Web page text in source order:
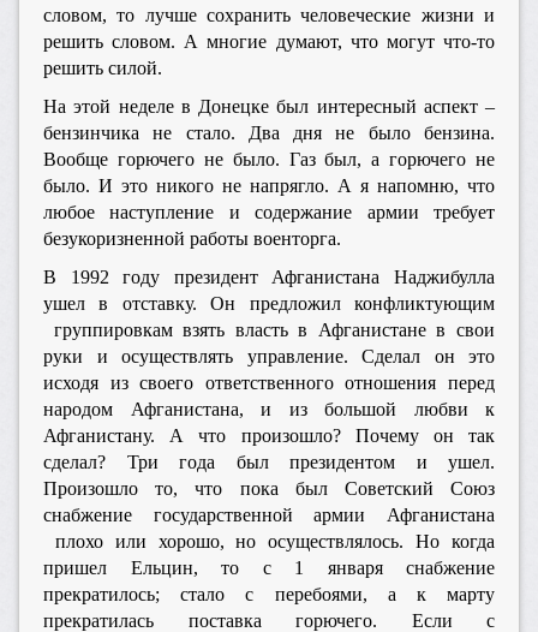
словом, то лучше сохранить человеческие жизни и
решить словом. А многие думают, что могут что-то
решить силой.
На этой неделе в Донецке был интересный аспект –
бензинчика не стало. Два дня не было бензина.
Вообще горючего не было. Газ был, а горючего не
было. И это никого не напрягло. А я напомню, что
любое наступление и содержание армии требует
безукоризненной работы военторга.
В 1992 году президент Афганистана Наджибулла
ушел в отставку. Он предложил конфликтующим
группировкам взять власть в Афганистане в свои
руки и осуществлять управление. Сделал он это
исходя из своего ответственного отношения перед
народом Афганистана, и из большой любви к
Афганистану. А что произошло? Почему он так
сделал? Три года был президентом и ушел.
Произошло то, что пока был Советский Союз
снабжение государственной армии Афганистана
плохо или хорошо, но осуществлялось. Но когда
пришел Ельцин, то с 1 января снабжение
прекратилось; cтало с перебоями, а к марту
прекратилась поставка горючего. Если с